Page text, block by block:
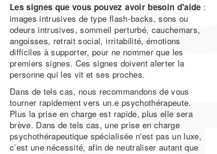
Les signes que vous pouvez avoir besoin d'aide :
images intrusives de type flash-backs, sons ou
odeurs intrusives, sommeil perturbé, cauchemars,
angoisses, retrait social, irritabilité, émotions
difficiles à supporter, pour ne nommer que les
premiers signes. Ces signes doivent alerter la
personne qui les vit et ses proches.
Dans de tels cas, nous recommandons de vous
tourner rapidement vers un.e psychothérapeute.
Plus la prise en charge est rapide, plus elle sera
brève. Dans de tels cas, une prise en charge
psychothérapeutique spécialisée n'est pas un luxe,
c’est une nécessité, afin de neutraliser autant que